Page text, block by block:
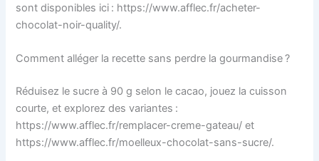
sont disponibles ici : https://www.afflec.fr/acheter-
chocolat-noir-quality/.
Comment alléger la recette sans perdre la gourmandise ?
Réduisez le sucre à 90 g selon le cacao, jouez la cuisson
courte, et explorez des variantes :
https://www.afflec.fr/remplacer-creme-gateau/ et
https://www.afflec.fr/moelleux-chocolat-sans-sucre/.